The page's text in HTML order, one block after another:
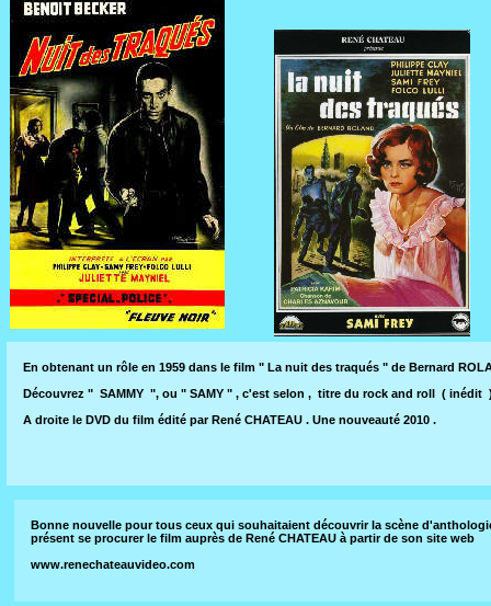
En obtenant un rôle en 1959 dans le film " La nuit des traqués " de Bernard
Découvrez " SAMMY ", ou " SAMY " , c'est selon , titre du rock and roll ( inédit
A droite le DVD du film édité par René CHATEAU . Une nouveauté 2010 .
Bonne nouvelle pour tous ceux qui souhaitaient découvrir la scène
présent se procurer le film auprès de René CHATEAU à partir de son site web
www.renechateauvideo.com